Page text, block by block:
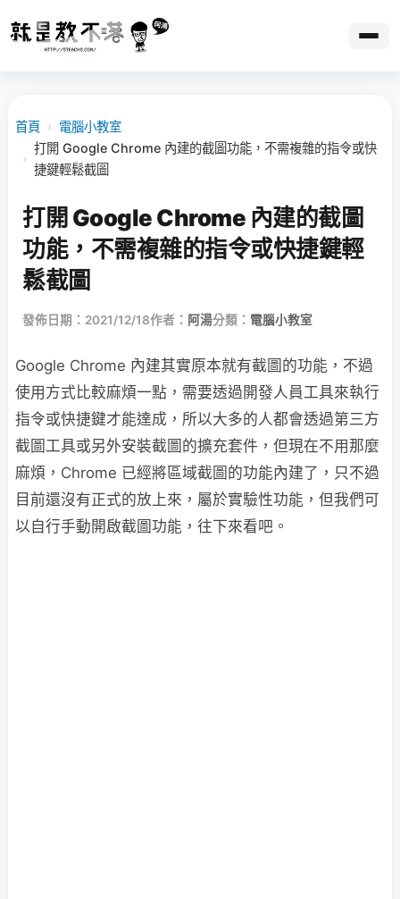
首頁 › 電腦小教室
›
打開 Google Chrome 內建的截圖功能，不需複雜的指令或快
捷鍵輕鬆截圖
打開 Google Chrome 內建的截圖
功能，不需複雜的指令或快捷鍵輕
鬆截圖
發佈日期：2021/12/18作者： 阿湯分類： 電腦小教室
Google Chrome 內建其實原本就有截圖的功能，不過
使用方式比較麻煩一點，需要透過開發人員工具來執行
指令或快捷鍵才能達成，所以大多的人都會透過第三方
截圖工具或另外安裝截圖的擴充套件，但現在不用那麼
麻煩，Chrome 已經將區域截圖的功能內建了，只不過
目前還沒有正式的放上來，屬於實驗性功能，但我們可
以自行手動開啟截圖功能，往下來看吧。